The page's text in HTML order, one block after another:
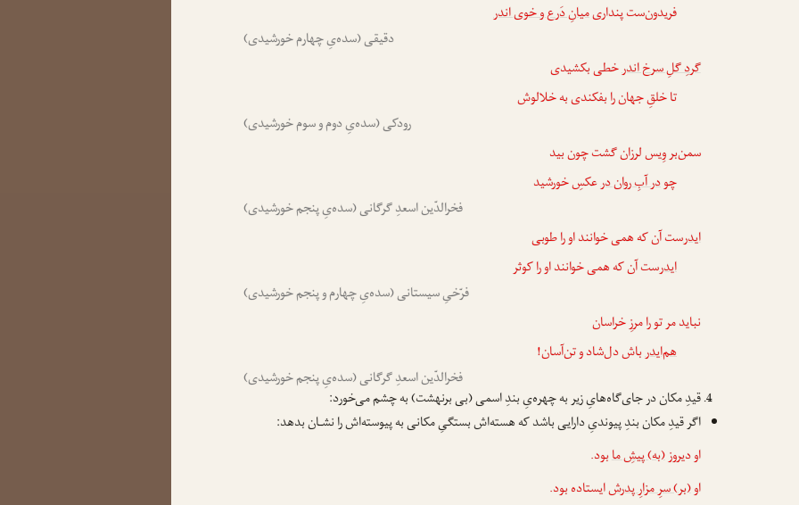
فریدون‌ست پنداریمیانِ دَرع و خوی اندر
دقیقی (سده‌یِ چهارم خورشیدی)
گردِ گلِ سرخ اندرخطی بکشیدی
تا خلقِ جهان را بفکندی به خلالوش
رودکی (سده‌یِ دوم و سوم خورشیدی)
سمن‌بر وِیس لرزان گشت چون بید
چودر آبِ ر‌وان درعکسِ خورشید
فخرالدّین اسعدِ گرگانی (سده‌یِ پنجم خورشیدی)
ایدر‌ست آن که همی خوانند او را طوبی
ایدر‌ست آن که همی خوانند او را کوثر
فرّخیِ سیستانی (سده‌یِ چهارم و پنجم خورشیدی)
نباید مر تو را مرزِ خراسان
هم‌ایدرباش دل‌شاد و تن‌آسان!
فخرالدّین اسعدِ گرگانی (سده‌یِ پنجم خورشیدی)
قیدِ مکان در جای‌گاه‌هایِ زیر به چهره‌یِ بندِ اسمی (بی برنهشت) به چشم می‌خورد:
اگر قیدِ مکان بندِ پیوندیِ دارایی باشد که هسته‌اش بستگیِ مکانی به پیوسته‌اش را نشـان بدهد:
او دیروز(به) پیشِ مابود.
او(بر) سرِ مزارِ پدرشایستاده بود.